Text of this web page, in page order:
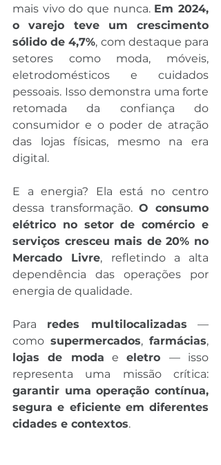
mais vivo do que nunca. Em 2024,
o varejo teve um crescimento
sólido de 4,7%, com destaque para
setores como moda, móveis,
eletrodomésticos e cuidados
pessoais. Isso demonstra uma forte
retomada da confiança do
consumidor e o poder de atração
das lojas físicas, mesmo na era
digital.
E a energia? Ela está no centro
dessa transformação. O consumo
elétrico no setor de comércio e
serviços cresceu mais de 20% no
Mercado Livre, refletindo a alta
dependência das operações por
energia de qualidade.
Para redes multilocalizadas —
como supermercados, farmácias
lojas de moda e eletro — isso
garantir uma operação contínua,
segura e eficiente em diferentes
cidades e contextos.